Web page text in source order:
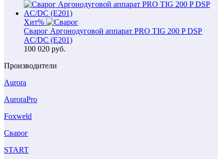
Хит%
Сварог Аргонодуговой аппарат PRO TIG 200 P DSP
AC/DC (E201)
100 020 руб.
Производители
Aurora
AuroraPro
Foxweld
Сварог
START